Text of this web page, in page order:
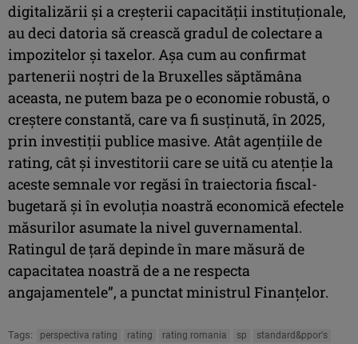
digitalizării şi a creşterii capacităţii instituţionale,
au deci datoria să crească gradul de colectare a
impozitelor şi taxelor. Aşa cum au confirmat
partenerii noştri de la Bruxelles săptămâna
aceasta, ne putem baza pe o economie robustă, o
creştere constantă, care va fi susţinută, în 2025,
prin investiţii publice masive. Atât agenţiile de
rating, cât şi investitorii care se uită cu atenţie la
aceste semnale vor regăsi în traiectoria fiscal-
bugetară şi în evoluţia noastră economică efectele
măsurilor asumate la nivel guvernamental.
Ratingul de ţară depinde în mare măsură de
capacitatea noastră de a ne respecta
angajamentele”, a punctat ministrul Finanţelor.
Tags: perspectiva rating rating rating romania sp standard&ppor's